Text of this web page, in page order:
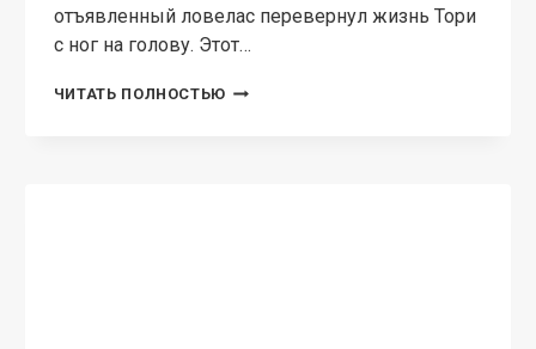
отъявленный ловелас перевернул жизнь Тори
с ног на голову. Этот…
ЧИТАТЬ ПОЛНОСТЬЮ ТЫ